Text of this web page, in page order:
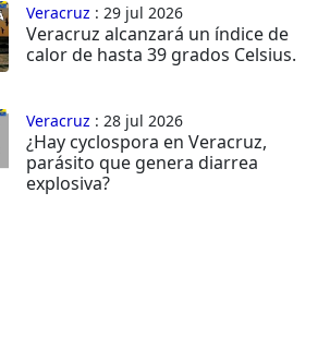
Veracruz : 29 jul 2026
Veracruz alcanzará un índice de
calor de hasta 39 grados Celsius.
Veracruz : 28 jul 2026
¿Hay cyclospora en Veracruz,
parásito que genera diarrea
explosiva?